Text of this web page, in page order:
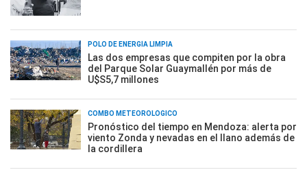
POLO DE ENERGÍA LIMPIA
Las dos empresas que compiten por la obra
del Parque Solar Guaymallén por más de
U$S5,7 millones
COMBO METEOROLÓGICO
Pronóstico del tiempo en Mendoza: alerta por
viento Zonda y nevadas en el llano además de
la cordillera